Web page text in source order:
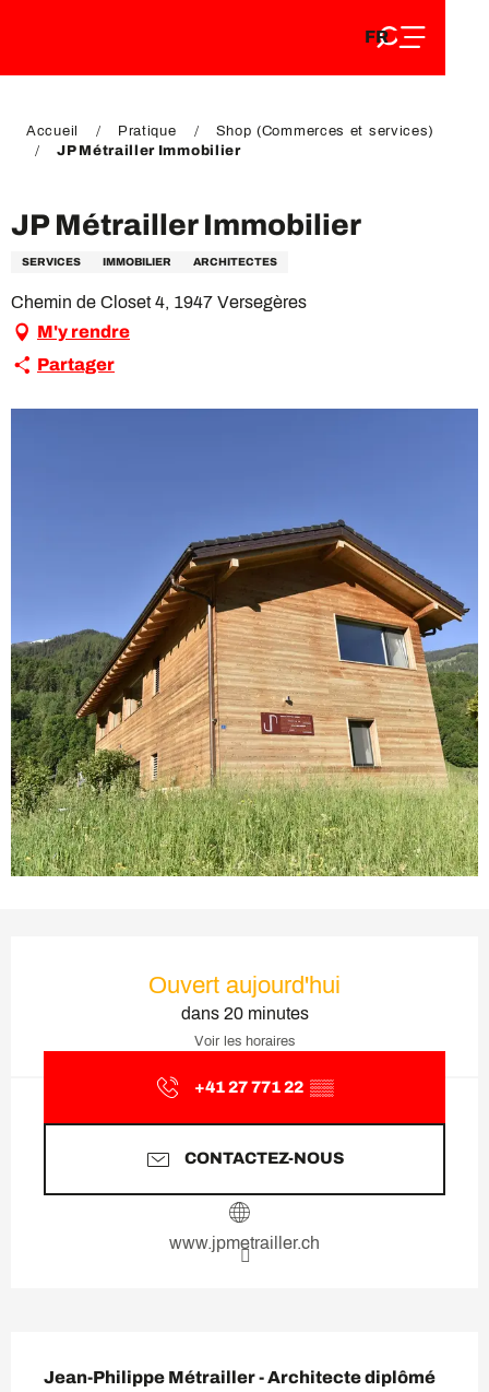
DE
FR
EN
Accueil Pratique
Shop (Commerces et services)
JP Métrailler Immobilier
JP Métrailler Immobilier
SERVICES IMMOBILIER ARCHITECTES
Chemin de Closet 4, 1947 Versegères
M'y rendre
Partager
Ouvert aujourd'hui
dans 20 minutes
Voir les horaires
+41 27 771 22 ▒▒
CONTACTEZ-NOUS
www.jpmetrailler.ch
Jean-Philippe Métrailler - Architecte diplômé